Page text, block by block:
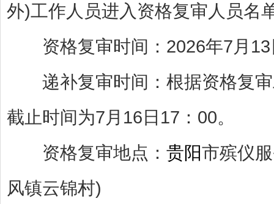
外)工作人员进入资格复审人员名
资格复审时间：2026年7月13
递补复审时间：根据资格复审
截止时间为7月16日17：00。
资格复审地点： 贵阳市殡仪
风镇云锦村)